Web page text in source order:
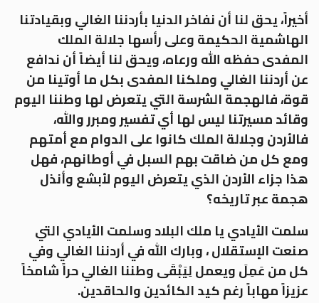
أخيراً، يحق لنا أن نفاخر الدنيا بأردننا الغالي وبقيادتنا
الهاشمية الحكيمة وعلى رأسها جلالة الملك
المفدى حفظه الله ورعاه، ويحق لنا أيضاً أن ندافع
عن أردننا الغالي وملكنا المفدى بكل ما أوتينا من
قوة، فالهجمة الشرسة التي يتعرض لها وطننا اليوم
وقائد مسيرتنا ليس لها أي تفسير ومبرر والله،
فالأردن وجلالة الملك كانوا على الدوام مع أمتهم
ومع كل من ضاقت بهم السبل في أوطانهم، فهل
هذا جزاء الأردن الذي يتعرض اليوم لأبشع وأنذل
هجمة عبر تاريخه؟
سلمت الأيادي يا ملك البلاد وسلمت الأيادي التي
صنعت الإستقلال ، وبارك الله في أردننا الغالي وفي
كل من عَمِلَ ويعمل لِيَبْقَى وطننا الغالي حراً شامخاً
عزيزاً مهاباً رغم كيد الكائدين والحاقدين.